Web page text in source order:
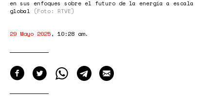
en sus enfoques sobre el futuro de la energía a escala
global
(Foto: RTVE)
29 Mayo 2025, 10:28 am.